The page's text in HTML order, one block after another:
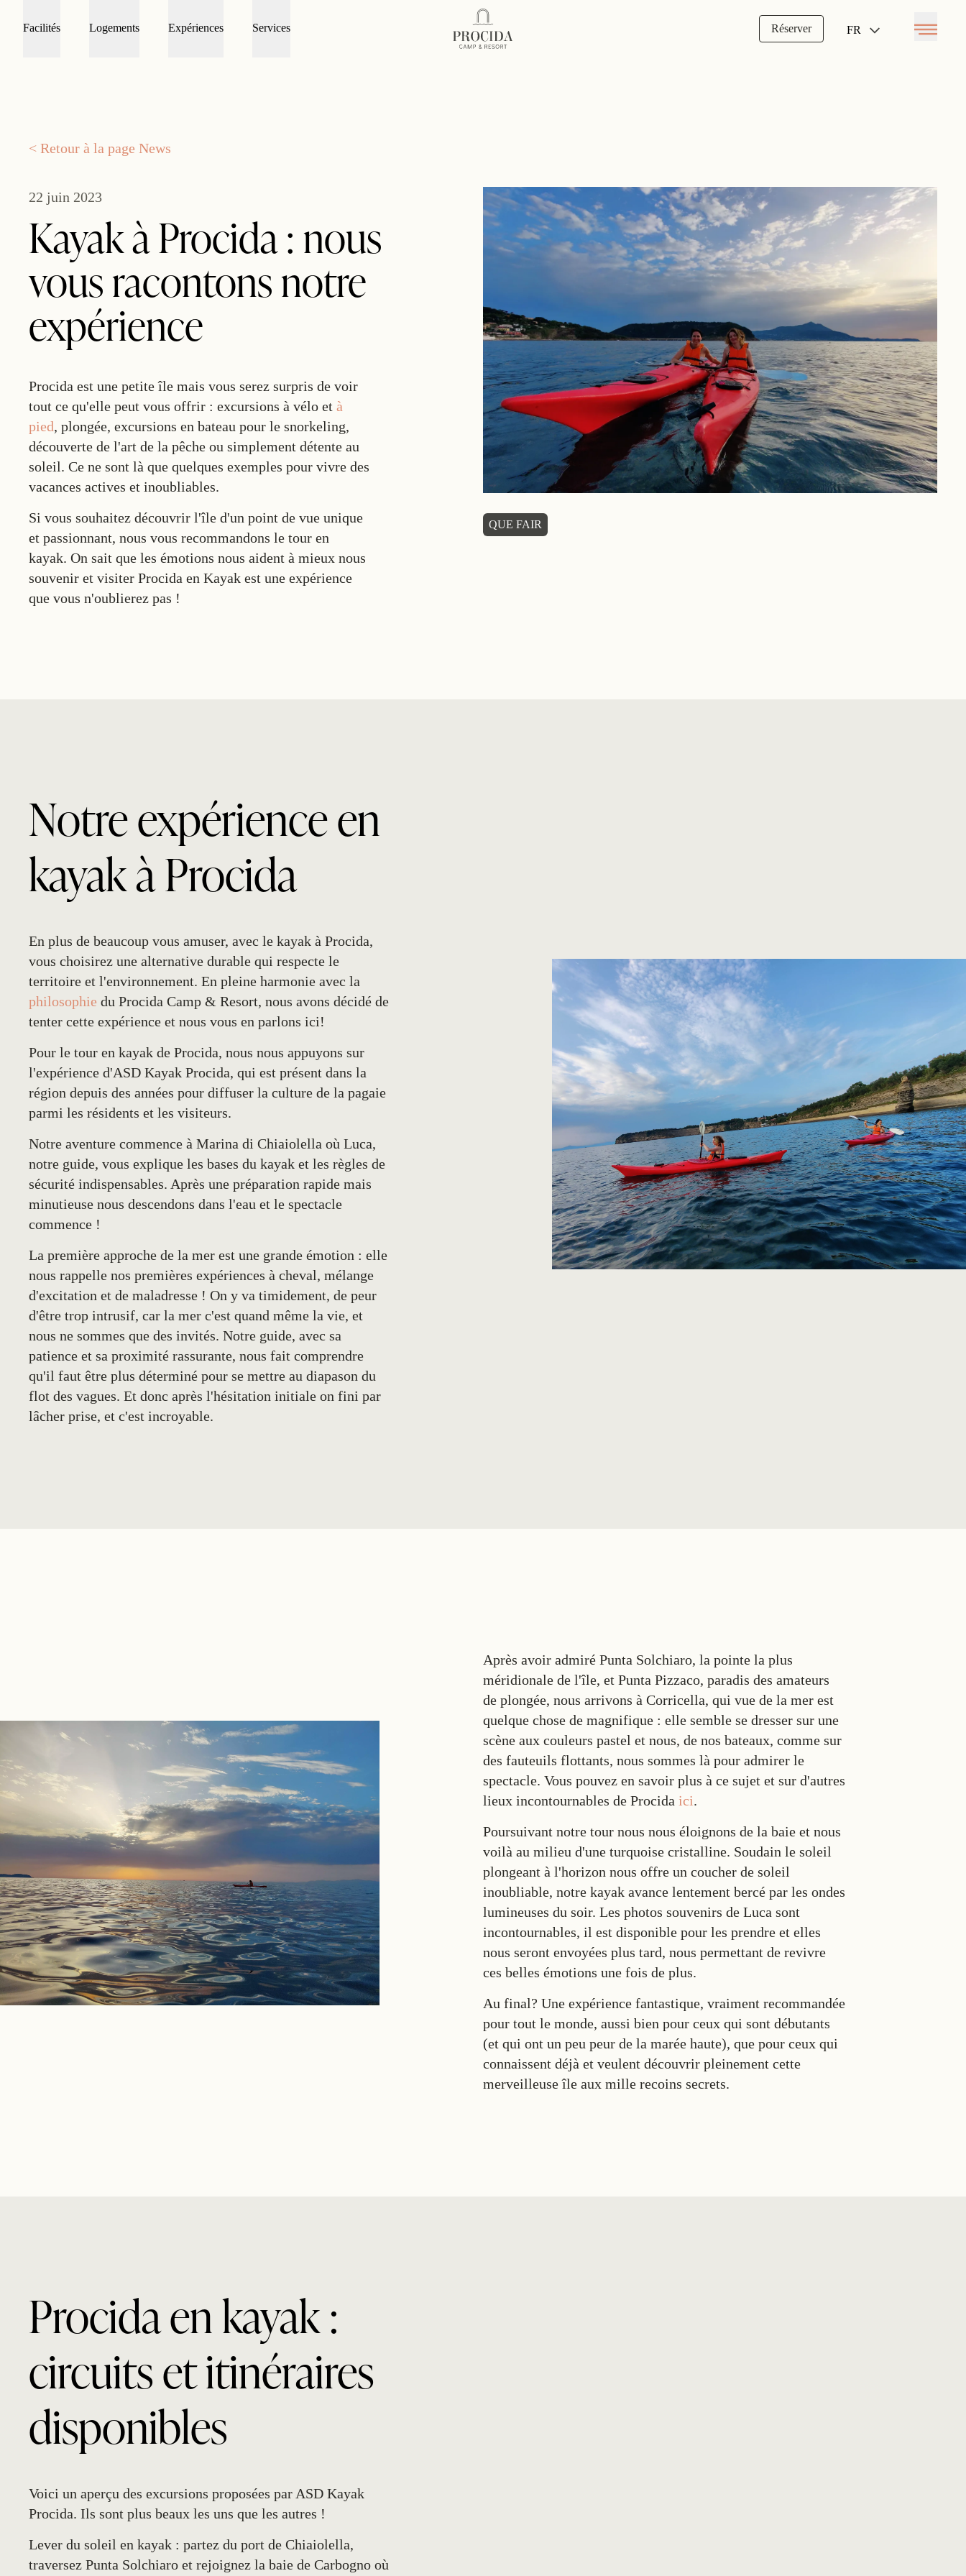
Facilités Logements Expériences Services
Procida Camp Resort
Réserver
FR
Open menu
< Retour à la page News
22 juin 2023
Kayak à Procida : nous
vous racontons notre
expérience
Procida est une petite île mais vous serez surpris de voir
tout ce qu'elle peut vous offrir : excursions à vélo et à
pied, plongée, excursions en bateau pour le snorkeling,
découverte de l'art de la pêche ou simplement détente au
soleil. Ce ne sont là que quelques exemples pour vivre des
vacances actives et inoubliables.
Si vous souhaitez découvrir l'île d'un point de vue unique
et passionnant, nous vous recommandons le tour en
kayak. On sait que les émotions nous aident à mieux nous
souvenir et visiter Procida en Kayak est une expérience
que vous n'oublierez pas !
QUE FAIR
Notre expérience en
kayak à Procida
En plus de beaucoup vous amuser, avec le kayak à Procida,
vous choisirez une alternative durable qui respecte le
territoire et l'environnement. En pleine harmonie avec la
philosophie du Procida Camp & Resort, nous avons décidé de
tenter cette expérience et nous vous en parlons ici!
Pour le tour en kayak de Procida, nous nous appuyons sur
l'expérience d'ASD Kayak Procida, qui est présent dans la
région depuis des années pour diffuser la culture de la pagaie
parmi les résidents et les visiteurs.
Notre aventure commence à Marina di Chiaiolella où Luca,
notre guide, vous explique les bases du kayak et les règles de
sécurité indispensables. Après une préparation rapide mais
minutieuse nous descendons dans l'eau et le spectacle
commence !
La première approche de la mer est une grande émotion : elle
nous rappelle nos premières expériences à cheval, mélange
d'excitation et de maladresse ! On y va timidement, de peur
d'être trop intrusif, car la mer c'est quand même la vie, et
nous ne sommes que des invités. Notre guide, avec sa
patience et sa proximité rassurante, nous fait comprendre
qu'il faut être plus déterminé pour se mettre au diapason du
flot des vagues. Et donc après l'hésitation initiale on fini par
lâcher prise, et c'est incroyable.
Après avoir admiré Punta Solchiaro, la pointe la plus
méridionale de l'île, et Punta Pizzaco, paradis des amateurs
de plongée, nous arrivons à Corricella, qui vue de la mer est
quelque chose de magnifique : elle semble se dresser sur une
scène aux couleurs pastel et nous, de nos bateaux, comme sur
des fauteuils flottants, nous sommes là pour admirer le
spectacle. Vous pouvez en savoir plus à ce sujet et sur d'autres
lieux incontournables de Procida ici.
Poursuivant notre tour nous nous éloignons de la baie et nous
voilà au milieu d'une turquoise cristalline. Soudain le soleil
plongeant à l'horizon nous offre un coucher de soleil
inoubliable, notre kayak avance lentement bercé par les ondes
lumineuses du soir. Les photos souvenirs de Luca sont
incontournables, il est disponible pour les prendre et elles
nous seront envoyées plus tard, nous permettant de revivre
ces belles émotions une fois de plus.
Au final? Une expérience fantastique, vraiment recommandée
pour tout le monde, aussi bien pour ceux qui sont débutants
(et qui ont un peu peur de la marée haute), que pour ceux qui
connaissent déjà et veulent découvrir pleinement cette
merveilleuse île aux mille recoins secrets.
Procida en kayak :
circuits et itinéraires
disponibles
Voici un aperçu des excursions proposées par ASD Kayak
Procida. Ils sont plus beaux les uns que les autres !
Lever du soleil en kayak : partez du port de Chiaiolella,
traversez Punta Solchiaro et rejoignez la baie de Carbogno où